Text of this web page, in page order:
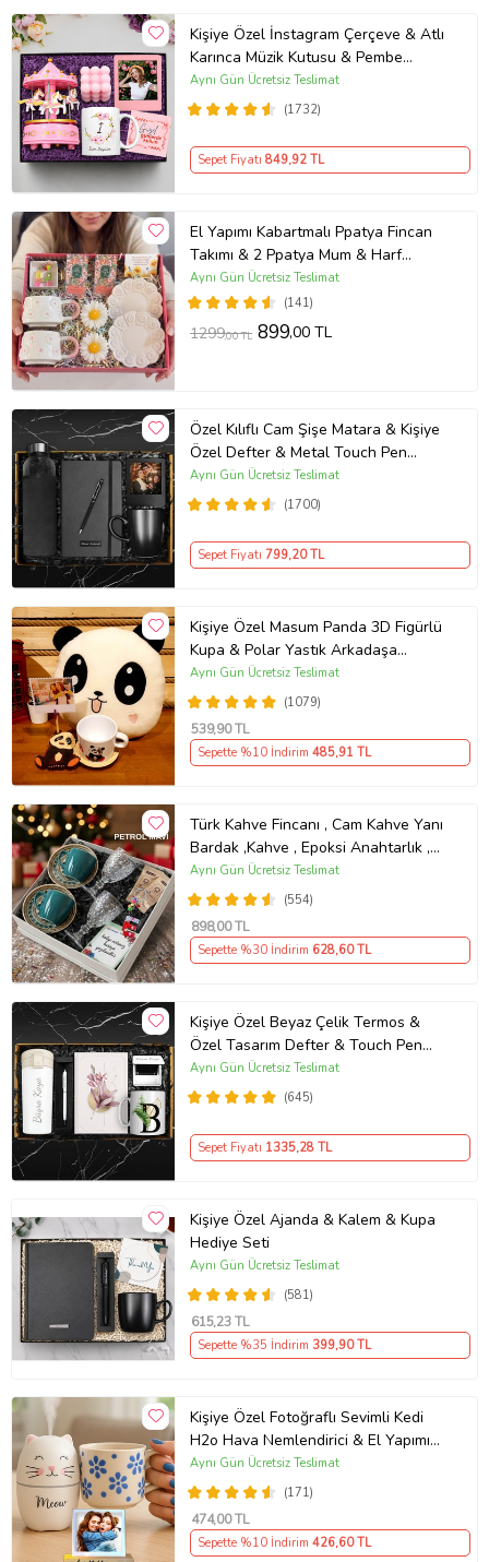
Kişiye Özel İnstagram Çerçeve & Atlı
Karınca Müzik Kutusu & Pembe
Bubble Mum & Kupa Hediye Seti
(1732)
Aynı Gün Ücretsiz Teslimat
Sepet Fiyatı 849,92 TL
El Yapımı Kabartmalı Ppatya Fincan
Takımı & 2 Ppatya Mum & Harf
Anahtarlık & Kokulu Mendil Hediye
Seti-
(141)
Aynı Gün Ücretsiz Teslimat
1299,00 TL 899,00 TL
Özel Kılıflı Cam Şişe Matara & Kişiye
Özel Defter & Metal Touch Pen
Kalem & Fotoğraf Çerçevesi & Siyah
Kupa Hediye Seti
(1700)
Aynı Gün Ücretsiz Teslimat
Sepet Fiyatı 799,20 TL
Kişiye Özel Masum Panda 3D Figürlü
Kupa & Polar Yastık Arkadaşa
Hediye
(1079)
Aynı Gün Ücretsiz Teslimat
539,90 TL
Sepette %10 İndirim 485,91 TL
Türk Kahve Fincanı , Cam Kahve Yanı
Bardak ,Kahve , Epoksi Anahtarlık ,
Kahvesever Hediye Seti AYN34
KŞSL
(554)
Aynı Gün Ücretsiz Teslimat
898,00 TL
Sepette %30 İndirim 628,60 TL
Kişiye Özel Beyaz Çelik Termos &
Özel Tasarım Defter & Touch Pen
Kalem & Kişiye Özel Cep Aynası &
Kişiye Özel Kupa Hediye Seti
(645)
Aynı Gün Ücretsiz Teslimat
Sepet Fiyatı 1335,28 TL
Kişiye Özel Ajanda & Kalem & Kupa
Hediye Seti
(581)
Aynı Gün Ücretsiz Teslimat
615,23 TL
Sepette %35 İndirim 399,90 TL
Kişiye Özel Fotoğraflı Sevimli Kedi
H2o Hava Nemlendirici & El Yapımı
Kabartmalı Kupa
(171)
Aynı Gün Ücretsiz Teslimat
474,00 TL
Sepette %10 İndirim 426,60 TL